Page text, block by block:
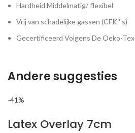
Hardheid Middelmatig/ flexibel
Vrij van schadelijke gassen (CFK ' s)
Gecertificeerd Volgens De Oeko-Tex
Andere suggesties
-41%
Latex Overlay 7cm